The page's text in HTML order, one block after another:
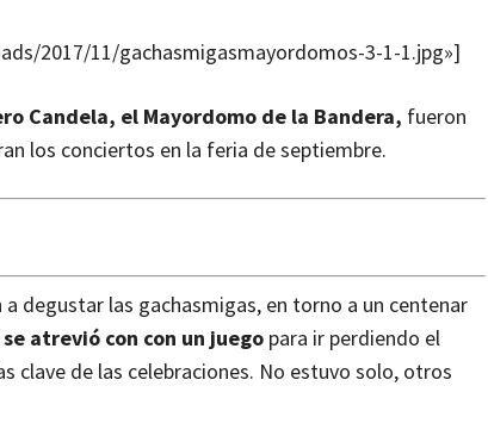
2017/11/gachasmigasmayordomos-3-1-1.jpg»]
Candela, el Mayordomo de la Bandera, fueron
los conciertos en la feria de septiembre.
degustar las gachasmigas, en torno a un centenar
atrevió con con un juego para ir perdiendo el
clave de las celebraciones. No estuvo solo, otros